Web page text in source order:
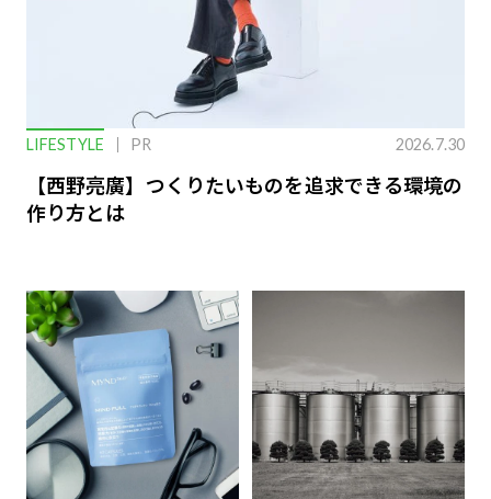
LIFESTYLE PR 2026.7.30
【西野亮廣】つくりたいものを追求できる環境の
作り方とは